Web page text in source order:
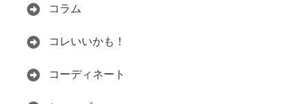
コラム
コレいいかも！
コーディネート